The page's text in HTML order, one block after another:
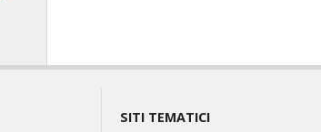
SITI TEMATICI